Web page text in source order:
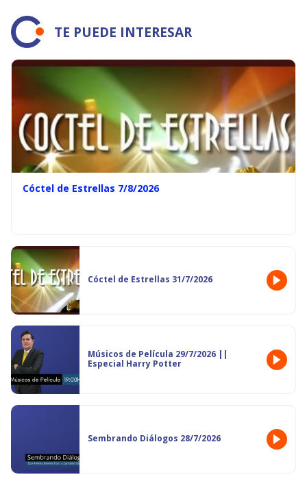
TE PUEDE INTERESAR
Cóctel de Estrellas 7/8/2026
Cóctel de Estrellas 31/7/2026
Músicos de Película 29/7/2026 ||
Especial Harry Potter
Sembrando Diálogos 28/7/2026